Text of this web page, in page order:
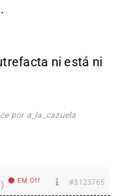
ni está ni
por a_la_cazuela
EM Off #3123765